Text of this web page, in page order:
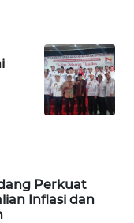
Perkuat
Inflasi dan